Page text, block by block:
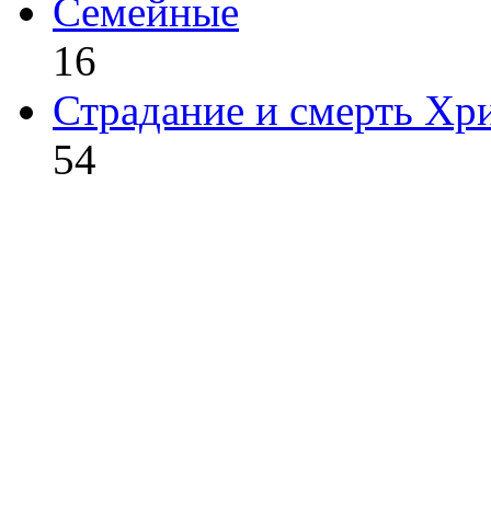
Семейные
16
Страдание и смерть
54